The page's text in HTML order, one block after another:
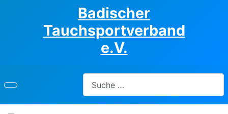
Badischer
Tauchsportverband
e.V.